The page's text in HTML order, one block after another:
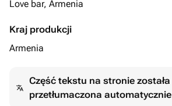
Love bar, Armenia
Kraj produkcji
Armenia
Część tekstu na stronie została
przetłumaczona automatycznie